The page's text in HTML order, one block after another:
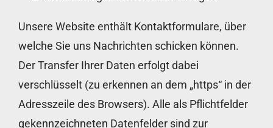
Unsere Website enthält Kontaktformulare, über
welche Sie uns Nachrichten schicken können.
Der Transfer Ihrer Daten erfolgt dabei
verschlüsselt (zu erkennen an dem „https“ in der
Adresszeile des Browsers). Alle als Pflichtfelder
gekennzeichneten Datenfelder sind zur